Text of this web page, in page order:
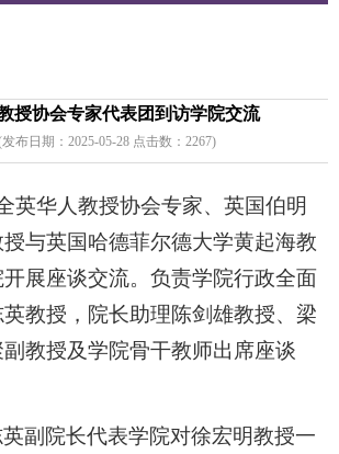
授协会专家代表团到访学院交流
布日期：2025-05-28 点击数： 2267)
英华人教授协会专家、英国伯明
与英国哈德菲尔德大学黄起海教
展座谈交流。负责学院行政全面
教授，院长助理陈剑雄教授、梁
教授及学院骨干教师出席座谈
副院长代表学院对徐宏明教授一